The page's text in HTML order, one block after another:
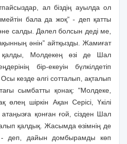
ал бiздiң ауылда ол
бала да жоқ” - деп қатты
салды. Дәлел болсын дедi ме,
әнiн” айтқызды. Жамиғат
қалды, Молдекең өзi де Шал
бiр-екеуiн бүлкiлдетiп
кезде әлгi сотталып, ақталып
сымбатты қонақ: "Молдеке,
өлең шiркiн Ақан Серiсi, Үкiлi
қонған ғой, сiзден Шал
қалдық. Жасымда өзiмнiң де
деп, дайын домбырамды көп